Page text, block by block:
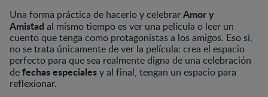
Una forma práctica de hacerlo y celebrarAmor y
Amistad al mismo tiempo es ver una película o leer un
cuento que tenga como protagonistas a los amigos. Eso sí,
no se trata únicamente de ver la película: crea el espacio
perfecto para que sea realmente digna de una celebración
defechas especialesy al final, tengan un espacio para
reflexionar.